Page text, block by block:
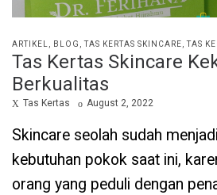
POSTED
IN
ARTIKEL BLOG TAS KERTAS SKINCARE TAS
Tas Kertas Skincare
Berkualitas
by
Tas Kertas
Posted
August 2, 2022
Skincare seolah sudah
kebutuhan pokok saat ini,
orang yang peduli dengan